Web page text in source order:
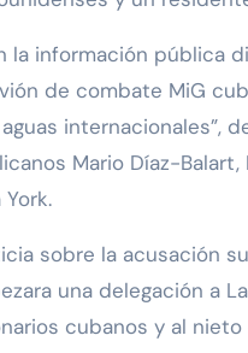
la información pública
de combate MiG
internacionales”,
Mario Díaz-Balart,
York.
sobre la acusación
una delegación a
cubanos y al nieto